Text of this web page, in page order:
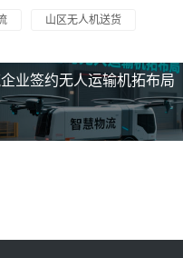
山区无人机送货
业签约无人运输机拓布局